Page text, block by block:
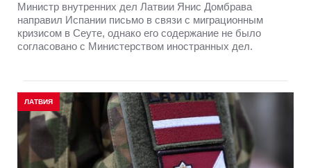
Министр внутренних дел Латвии Янис Домбрава
направил Испании письмо в связи с миграционным
кризисом в Сеуте, однако его содержание не было
согласовано с Министерством иностранных дел.
ЛАТВИЯ